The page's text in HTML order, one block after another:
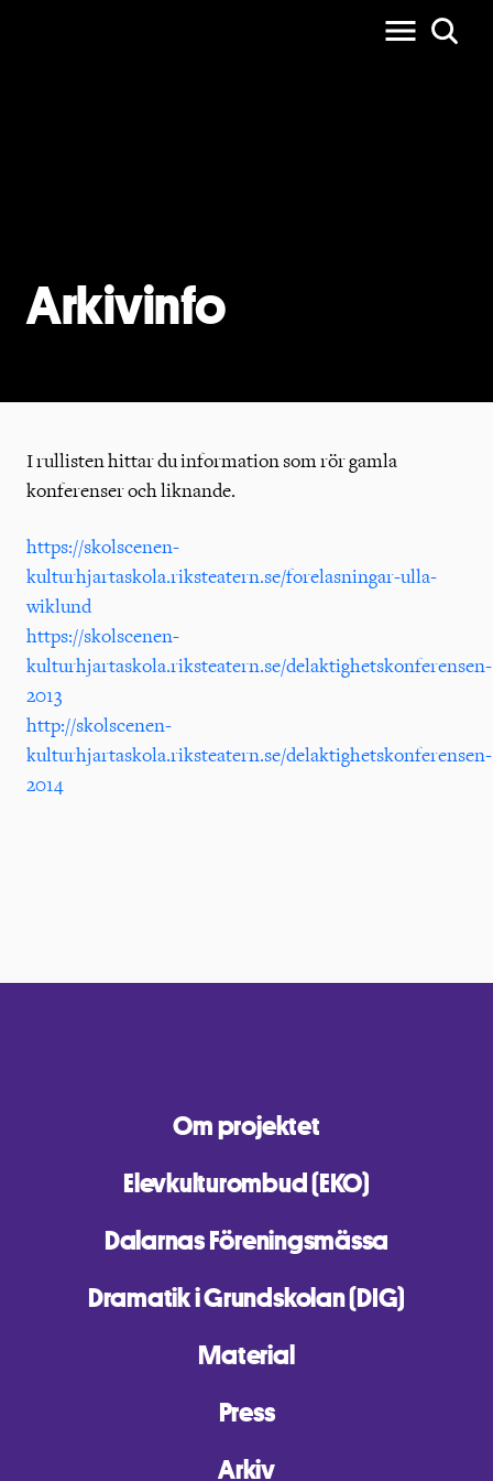
Arkivinfo
I rullisten hittar du information som rör gamla
konferenser och liknande.
https://skolscenen-
kulturhjartaskola.riksteatern.se/forelasningar-ulla-
wiklund
https://skolscenen-
kulturhjartaskola.riksteatern.se/delaktighetskonferensen-
2013
http://skolscenen-
kulturhjartaskola.riksteatern.se/delaktighetskonferensen-
2014
Om projektet
Elevkulturombud (EKO)
Dalarnas Föreningsmässa
Dramatik i Grundskolan (DIG)
Material
Press
Arkiv